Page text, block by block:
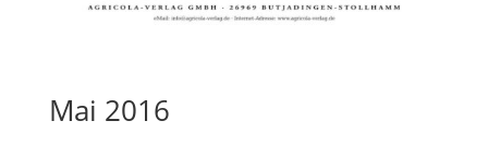
Mai 2016